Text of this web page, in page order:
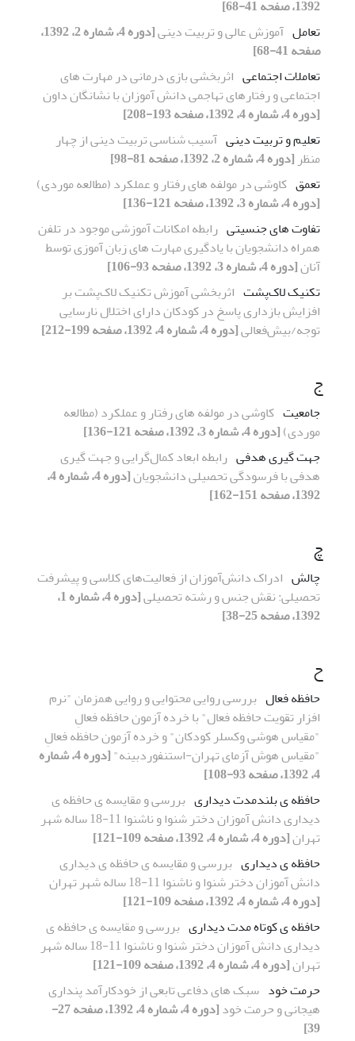
1392، صفحه 41-68]
تعامل آموزش عالی و تربیت دینی
[دوره 4، شماره 2، 1392،
صفحه 41-68]
تعاملات اجتماعی اثربخشی بازی درمانی در مهارت های
اجتماعی و رفتارهای تهاجمی دانش آموزان با نشانگان داون
[دوره 4، شماره 4، 1392، صفحه 193-208]
تعلیم و تربیت دینی آسیب شناسی تربیت دینی از چهار
منظر [دوره 4، شماره 2، 1392، صفحه 81-98]
تعمق کاوشی در مولفه های رفتار و عملکرد (مطالعه موردی)
[دوره 4، شماره 3، 1392، صفحه 121-136]
تفاوت های جنسیتی رابطه امکانات آموزشی موجود در تلفن
همراه دانشجویان با یادگیری مهارت های زبان آموزی توسط
آنان[دوره 4، شماره 3، 1392، صفحه 93-106]
تکنیک لاک‌پشت اثر‌بخشی آموزش تکنیک لاک‌پشت بر
افزایش بازداری پاسخ در کودکان دارای اختلال نارسایی
توجه/بیش‌فعالی[دوره 4، شماره 4، 1392، صفحه 199-212]
ج
جامعیت کاوشی در مولفه های رفتار و عملکرد (مطالعه
موردی)[دوره 4، شماره 3، 1392، صفحه 121-136]
جهت گیری هدفی رابطه ابعاد کمال‌گرایی و جهت گیری
هدفی با فرسودگی تحصیلی دانشجویان
[دوره 4، شماره 4،
1392، صفحه 151-162]
چ
چالش ادراک دانش‌آموزان از فعالیت‌های کلاسی و پیشرفت
تحصیلی: نقش جنس و رشته تحصیلی
[دوره 4، شماره 1،
1392، صفحه 25-38]
ح
حافظه فعال بررسی روایی محتوایی و روایی همزمان "نرم
افزار تقویت حافظه فعال" با خرده آزمون حافظه فعالِ
"مقیاس هوشی وکسلر کودکان" و خرده آزمون‌ حافظه فعالِ
"مقیاس هوش آزمای تهران-استنفوردبینه"
[دوره 4، شماره
4، 1392، صفحه 93-108]
حافظه ی بلندمدت دیداری بررسی و مقایسه ی حافظه ی
دیداری دانش آموزان دختر شنوا و ناشنوا 11-18 ساله شهر
تهران[دوره 4، شماره 4، 1392، صفحه 109-121]
حافظه ی دیداری بررسی و مقایسه ی حافظه ی دیداری
دانش آموزان دختر شنوا و ناشنوا 11-18 ساله شهر تهران
[دوره 4، شماره 4، 1392، صفحه 109-121]
حافظه ی کوتاه مدت دیداری بررسی و مقایسه ی حافظه ی
دیداری دانش آموزان دختر شنوا و ناشنوا 11-18 ساله شهر
تهران[دوره 4، شماره 4، 1392، صفحه 109-121]
حرمت خود سبک های دفاعی تابعی از خودکارآمد پنداری
هیجانی و حرمت خود
[دوره 4، شماره 4، 1392، صفحه 27-
39]